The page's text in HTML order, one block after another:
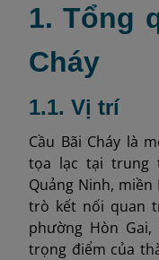
1. Tổng
Cháy
1.1. Vị trí
Cầu Bãi Cháy là
tọa lạc tại trung
Quảng Ninh, miền
trò kết nối quan
phường Hòn
trọng điểm của